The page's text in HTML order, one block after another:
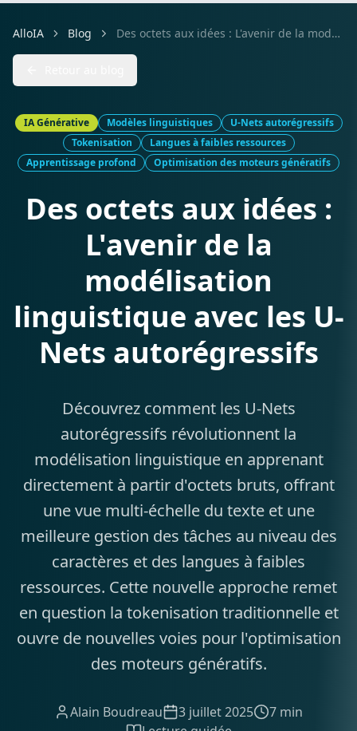
AlloIA Blog Des octets aux idées : L'avenir de la modélisation linguistique avec les U-Nets autorégressifs
IA Générative Modèles linguistiques
U-Nets autorégressifs
Tokenisation
Langues à faibles ressources
Apprentissage profond
Optimisation des moteurs génératifs
Des octets aux idées :
L'avenir de la
modélisation
linguistique avec les U-
Nets autorégressifs
Découvrez comment les U-Nets
autorégressifs révolutionnent la
modélisation linguistique en apprenant
directement à partir d'octets bruts, offrant
une vue multi-échelle du texte et une
meilleure gestion des tâches au niveau des
caractères et des langues à faibles
ressources. Cette nouvelle approche remet
en question la tokenisation traditionnelle et
ouvre de nouvelles voies pour l'optimisation
des moteurs génératifs.
Alain Boudreau 3 juillet 2025
7 min